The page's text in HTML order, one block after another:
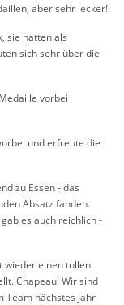
aber sehr lecker!
sie hatten als
sich sehr über die
vorbei
und erfreute die
zu Essen - das
Absatz fanden.
gab es auch reichlich -
wieder einen tollen
Chapeau! Wir sind
Team nächstes Jahr